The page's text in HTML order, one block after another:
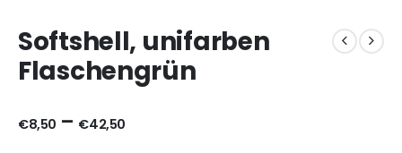
Softshell, unifarben
Flaschengrün
€8,50 – €42,50